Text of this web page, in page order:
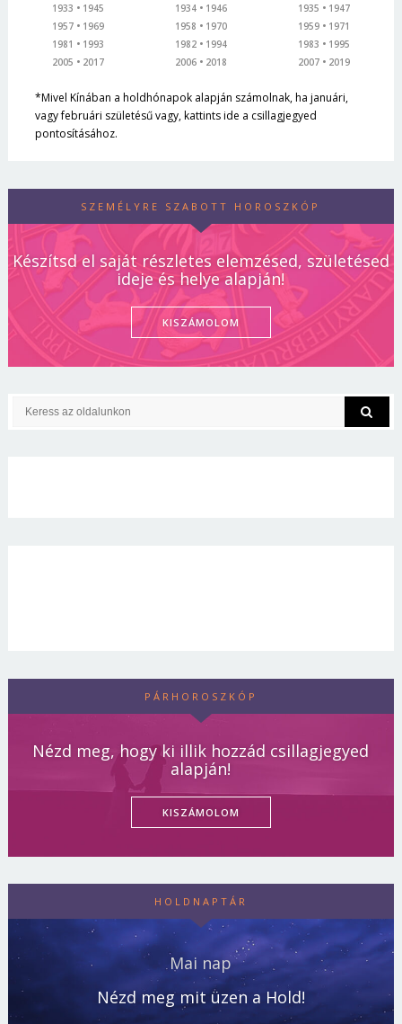
1933
1945
1957
1969
1981
1993
2005
2017
1934
1946
1958
1970
1982
1994
2006
2018
1935
1947
1959
1971
1983
1995
2007
2019
*Mivel Kínában a holdhónapok alapján számolnak, ha januári,
vagy februári születésű vagy, kattints ide a csillagjegyed
pontosításához.
SZEMÉLYRE SZABOTT HOROSZKÓP
Készítsd el saját részletes elemzésed, születésed
ideje és helye alapján!
KISZÁMOLOM
PÁRHOROSZKÓP
Nézd meg, hogy ki illik hozzád csillagjegyed
alapján!
KISZÁMOLOM
HOLDNAPTÁR
Mai nap
Nézd meg mit üzen a Hold!